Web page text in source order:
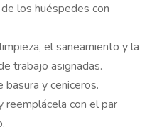
los huéspedes con
el saneamiento y la
trabajo asignadas.
y ceniceros.
reemplácela con el par